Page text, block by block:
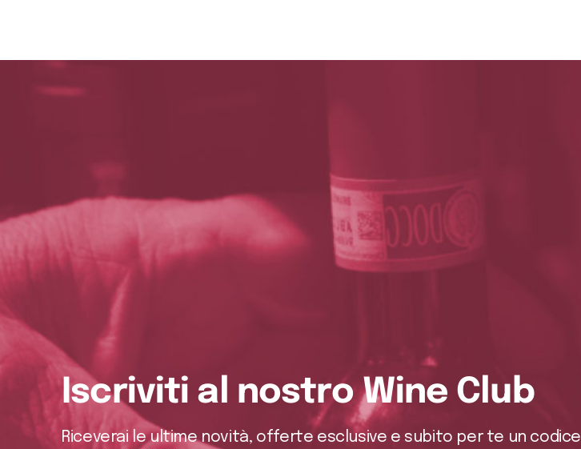
Iscriviti al nostro Wine Club
Riceverai le ultime novità, offerte esclusive e subito per te un codice